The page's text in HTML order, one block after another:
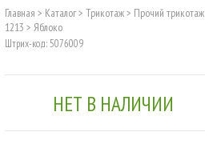
Главная > Каталог> Трикотаж> Прочий трикотаж
1213 > Яблоко
Штрих-код: 5076009
НЕТ В НАЛИЧИИ